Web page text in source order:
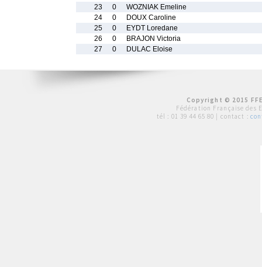
23
0
WOZNIAK Emeline
24
0
DOUX Caroline
25
0
EYDT Loredane
26
0
BRAJON Victoria
27
0 DULAC Eloise
Copyright © 2015
Fédération Française des
tél : 01 39 44 65 80 | contact :